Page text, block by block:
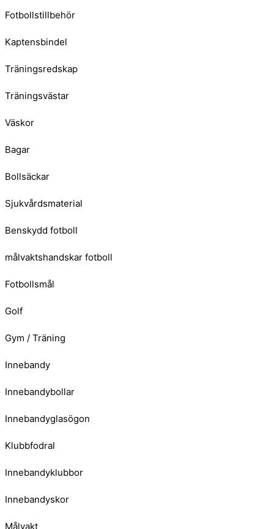
Fotbollstillbehör
Kaptensbindel
Träningsredskap
Träningsvästar
Väskor
Bagar
Bollsäckar
Sjukvårdsmaterial
Benskydd fotboll
målvaktshandskar fotboll
Fotbollsmål
Golf
Gym / Träning
Innebandy
Innebandybollar
Innebandyglasögon
Klubbfodral
Innebandyklubbor
Innebandyskor
Målvakt